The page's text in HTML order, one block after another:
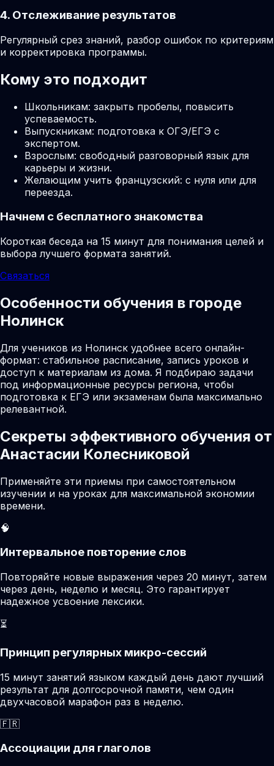
4. Отслеживание результатов
Регулярный срез знаний, разбор ошибок по критериям
и корректировка программы.
Кому это подходит
Школьникам: закрыть пробелы, повысить
успеваемость.
Выпускникам: подготовка к ОГЭ/ЕГЭ с
экспертом.
Взрослым: свободный разговорный язык для
карьеры и жизни.
Желающим учить французский: с нуля или для
переезда.
Начнем с бесплатного знакомства
Короткая беседа на 15 минут для понимания целей и
выбора лучшего формата занятий.
Связаться
Особенности обучения в городе
Нолинск
Для учеников из Нолинск удобнее всего онлайн-
формат: стабильное расписание, запись уроков и
доступ к материалам из дома. Я подбираю задачи
под информационные ресурсы региона, чтобы
подготовка к ЕГЭ или экзаменам была максимально
релевантной.
Секреты эффективного обучения от
Анастасии Колесниковой
Применяйте эти приемы при самостоятельном
изучении и на уроках для максимальной экономии
времени.
🧠
Интервальное повторение слов
Повторяйте новые выражения через 20 минут, затем
через день, неделю и месяц. Это гарантирует
надежное усвоение лексики.
⏳
Принцип регулярных микро-сессий
15 минут занятий языком каждый день дают лучший
результат для долгосрочной памяти, чем один
двухчасовой марафон раз в неделю.
🇫🇷
Ассоциации для глаголов